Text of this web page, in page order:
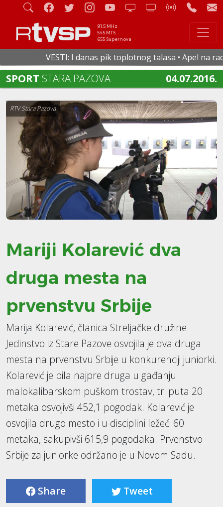
91.5 MHz
545 MTS
655 Supernova
VESTI: I danas pik toplotnog talasa • Apel na
SPORT STARA PAZOVA 04.07.2016.
RTV Stara Pazova
Mariji Kolarević dva
druga mesta na
prvenstvu Srbije
Marija Kolarević, članica Streljačke družine
Jedinstvo iz Stare Pazove osvojila je dva druga
mesta na prvenstvu Srbije u konkurenciji juniorki.
Kolarević je bila najpre druga u gađanju
malokalibarskom puškom trostav, tri puta 20
metaka osvojivši 452,1 pogodak. Kolarević je
osvojila drugo mesto i u disciplini ležeći 60
metaka, sakupivši 615,9 pogodaka. Prvenstvo
Srbije za juniorke održano je u Novom Sadu.
Share Tweet